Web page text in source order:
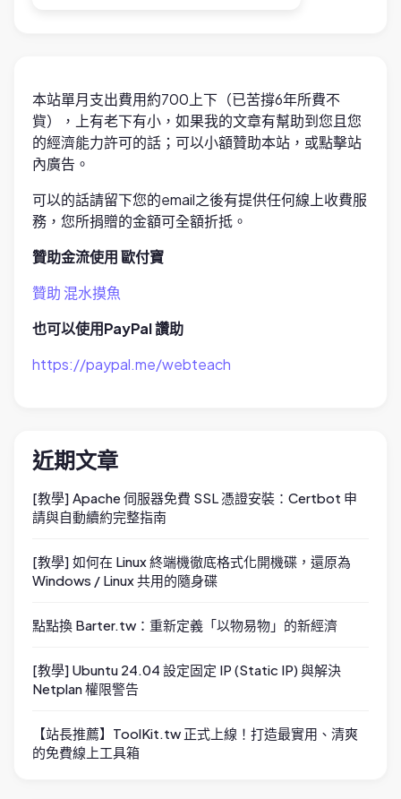
本站單月支出費用約700上下（已苦撐6年所費不
貲），上有老下有小，如果我的文章有幫助到您且您
的經濟能力許可的話；可以小額贊助本站，或點擊站
內廣告。
可以的話請留下您的email之後有提供任何線上收費服
務，您所捐贈的金額可全額折抵。
贊助金流使用 歐付寶
贊助 混水摸魚
也可以使用PayPal 讚助
https://paypal.me/webteach
近期文章
[教學] Apache 伺服器免費 SSL 憑證安裝：Certbot 申
請與自動續約完整指南
[教學] 如何在 Linux 終端機徹底格式化開機碟，還原為
Windows / Linux 共用的隨身碟
點點換 Barter.tw：重新定義「以物易物」的新經濟
[教學] Ubuntu 24.04 設定固定 IP (Static IP) 與解決
Netplan 權限警告
【站長推薦】ToolKit.tw 正式上線！打造最實用、清爽
的免費線上工具箱